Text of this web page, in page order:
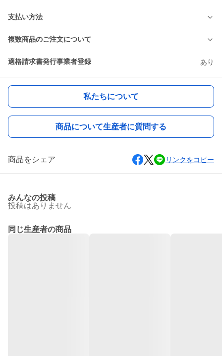
支払い方法
複数商品のご注文について
適格請求書発行事業者登録 あり
私たちについて
商品について生産者に質問する
商品をシェア リンクをコピー
みんなの投稿
投稿はありません
同じ生産者の商品